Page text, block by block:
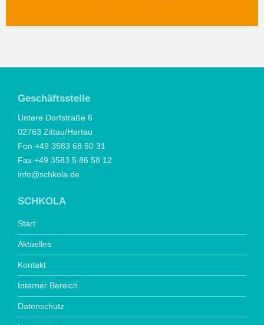
Geschäftsstelle
Untere Dorfstraße 6
02763 Zittau/Hartau
Fon +49 3583 68 50 31
Fax +49 3583 5 86 58 12
info@schkola.de
SCHKOLA
Start
Aktuelles
Kontakt
Interner Bereich
Datenschutz